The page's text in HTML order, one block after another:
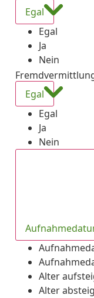
Egal
Egal
Ja
Nein
Egal
Egal
Ja
Nein
Alter
Alter